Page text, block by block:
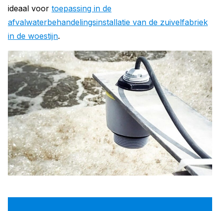
ideaal voor toepassing in de
afvalwaterbehandelingsinstallatie van de zuivelfabriek
in de woestijn.